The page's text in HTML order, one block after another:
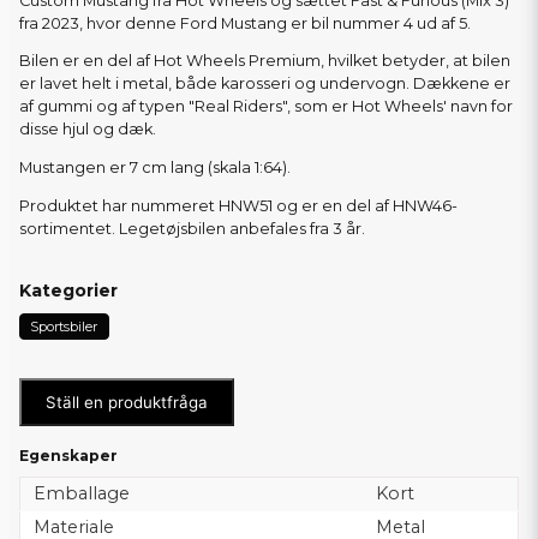
fra 2023, hvor denne Ford Mustang er bil nummer 4 ud af 5.
Bilen er en del af Hot Wheels Premium, hvilket betyder, at bilen
er lavet helt i metal, både karosseri og undervogn. Dækkene er
af gummi og af typen "Real Riders", som er Hot Wheels' navn for
disse hjul og dæk.
Mustangen er 7 cm lang (skala 1:64).
Produktet har nummeret HNW51 og er en del af HNW46-
sortimentet. Legetøjsbilen anbefales fra 3 år.
Kategorier
Sportsbiler
Ställ en produktfråga
Egenskaper
Emballage
Kort
Materiale
Metal